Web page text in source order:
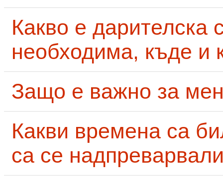
Какво е дарителска
необходима, къде и
Защо е важно за
Какви времена са
са се